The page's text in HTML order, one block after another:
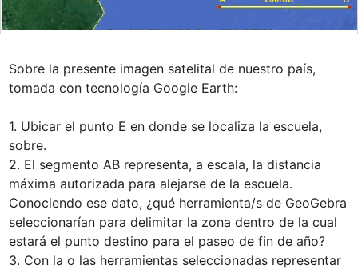
Sobre la presente imagen satelital de nuestro país,
tomada con tecnología Google Earth:
1. Ubicar el punto E en donde se localiza la escuela,
sobre.
2. El segmento AB representa, a escala, la distancia
máxima autorizada para alejarse de la escuela.
Conociendo ese dato, ¿qué herramienta/s de GeoGebra
seleccionarían para delimitar la zona dentro de la cual
estará el punto destino para el paseo de fin de año?
3. Con la o las herramientas seleccionadas representar